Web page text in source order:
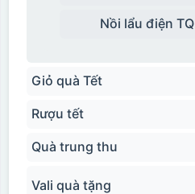
Nồi lẩu điện TQ
Giỏ quà Tết
Rượu tết
Quà trung thu
Vali quà tặng